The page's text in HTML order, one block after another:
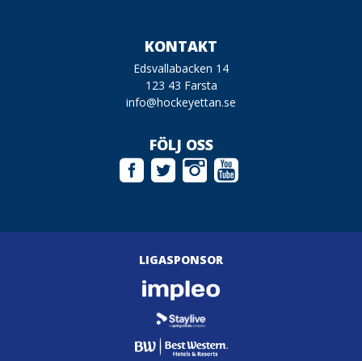
KONTAKT
Edsvallabacken 14
123 43 Farsta
info@hockeyettan.se
FÖLJ OSS
LIGASPONSOR